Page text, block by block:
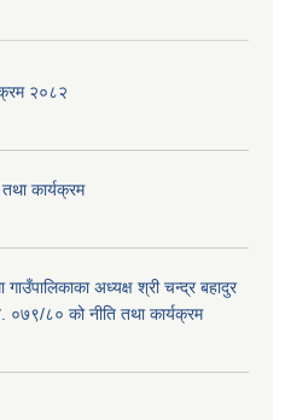
२०८२
कार्यक्रम
गाउँपालिकाका अध्यक्ष श्री चन्द्र बहादुर
८० को नीति तथा कार्यक्रम